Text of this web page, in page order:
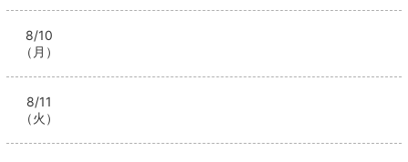
8/10
（月）
8/11
（火）